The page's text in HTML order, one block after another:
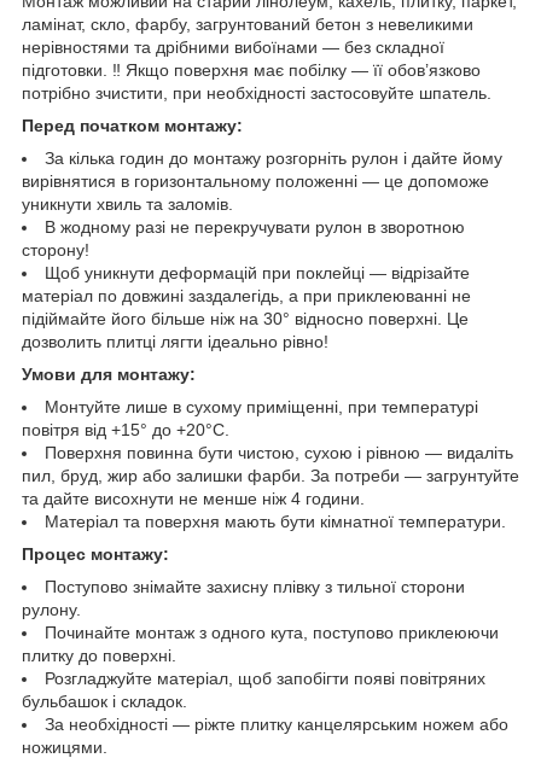
ламінат, скло, фарбу, загрунтований бетон з невеликими
нерівностями та дрібними вибоїнами — без складної
підготовки. ‼️ Якщо поверхня має побілку — її обов’язково
потрібно зчистити, при необхідності застосовуйте шпатель.
Перед початком монтажу:
За кілька годин до монтажу розгорніть рулон і дайте йому
вирівнятися в горизонтальному положенні — це допоможе
уникнути хвиль та заломів.
В жодному разі не перекручувати рулон в зворотною
сторону!
Щоб уникнути деформацій при поклейці — відрізайте
матеріал по довжині заздалегідь, а при приклеюванні не
підіймайте його більше ніж на 30° відносно поверхні. Це
дозволить плитці лягти ідеально рівно!
Умови для монтажу:
Монтуйте лише в сухому приміщенні, при температурі
повітря від +15° до +20°C.
Поверхня повинна бути чистою, сухою і рівною — видаліть
пил, бруд, жир або залишки фарби. За потреби — загрунтуйте
та дайте висохнути не менше ніж 4 години.
Матеріал та поверхня мають бути кімнатної температури.
Процес монтажу:
Поступово знімайте захисну плівку з тильної сторони
рулону.
Починайте монтаж з одного кута, поступово приклеюючи
плитку до поверхні.
Розгладжуйте матеріал, щоб запобігти появі повітряних
бульбашок і складок.
За необхідності — ріжте плитку канцелярським ножем або
ножицями.